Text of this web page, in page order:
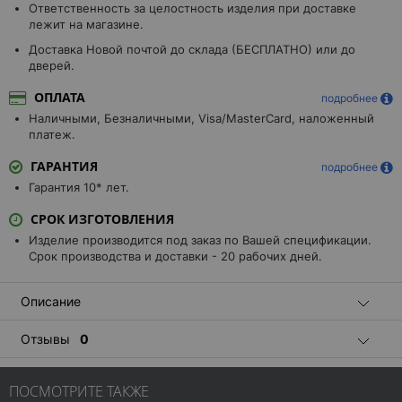
Ответственность за целостность изделия при доставке
лежит на магазине.
Доставка Новой почтой до склада (БЕСПЛАТНО) или до
дверей.
ОПЛАТА подробнее
Наличными, Безналичными, Visa/MasterCard, наложенный
платеж.
ГАРАНТИЯ подробнее
Гарантия 10* лет.
СРОК ИЗГОТОВЛЕНИЯ
Изделие производится под заказ по Вашей спецификации.
Срок производства и доставки - 20 рабочих дней.
Описание
Отзывы 0
ПОСМОТРИТЕ ТАКЖЕ